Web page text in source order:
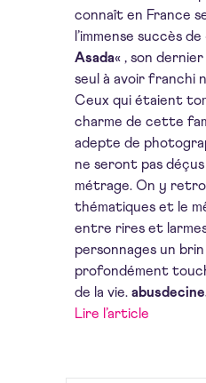
connaît en France
l’immense succès de
Asada« , son
seul à avoir franchi
Ceux qui étaient
charme de cette
adepte de
ne seront pas
métrage. On y
thématiques et le
entre rires et
personnages un
profondément
de la vie.
Lire l’article